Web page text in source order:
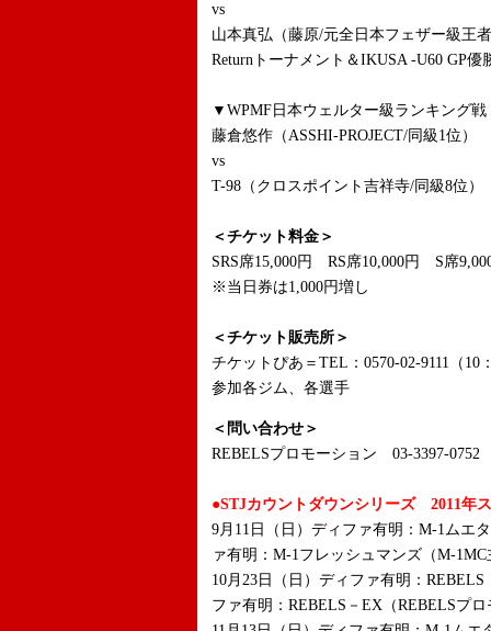
vs
山本真弘（藤原/元全日本フェザー級王
Returnトーナメント＆IKUSA -U60 GP優
▼WPMF日本ウェルター級ランキング
藤倉悠作（ASSHI-PROJECT/同級1位）
vs
T-98（クロスポイント吉祥寺/同級8位）
＜チケット料金＞
SRS席15,000円 RS席10,000円 S席
※当日券は1,000円増し
＜チケット販売所＞
チケットぴあ＝TEL：0570-02-9111（10
参加各ジム、各選手
＜問い合わせ＞
REBELSプロモーション 03-3397-0752
●STJカウントダウンシリーズ 2011年
9月11日（日）ディファ有明：M-1ムエ
ァ有明：M-1フレッシュマンズ（M-1MC
10月23日（日）ディファ有明：
ファ有明：REBELS－EX（REBELSプ